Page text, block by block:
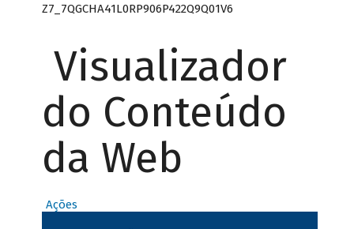
Z7_7QGCHA41L0RP906P422Q9Q01V6
Visualizador
do Conteúdo
da Web
Ações